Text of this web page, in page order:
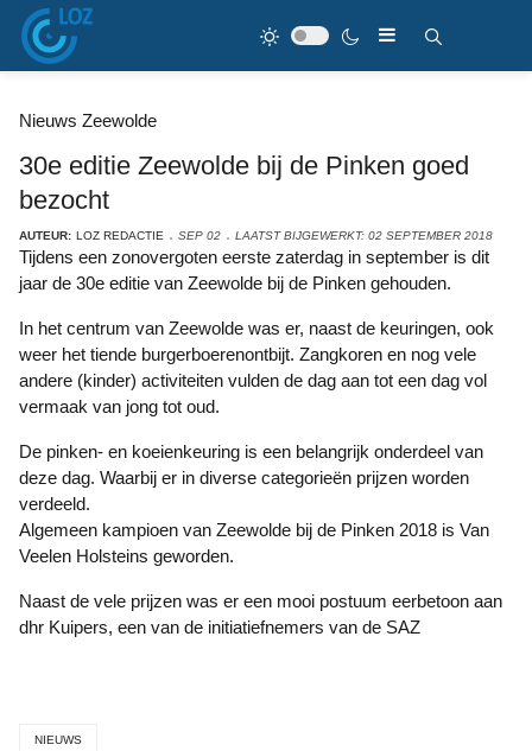
Nieuws Zeewolde
30e editie Zeewolde bij de Pinken goed
bezocht
AUTEUR: LOZ REDACTIE SEP 02 LAATST BIJGEWERKT: 02 SEPTEMBER 2018
Tijdens een zonovergoten eerste zaterdag in september is dit
jaar de 30e editie van Zeewolde bij de Pinken gehouden.
In het centrum van Zeewolde was er, naast de keuringen, ook
weer het tiende burgerboerenontbijt. Zangkoren en nog vele
andere (kinder) activiteiten vulden de dag aan tot een dag vol
vermaak van jong tot oud.
De pinken- en koeienkeuring is een belangrijk onderdeel van
deze dag. Waarbij er in diverse categorieën prijzen worden
verdeeld.
Algemeen kampioen van Zeewolde bij de Pinken 2018 is Van
Veelen Holsteins geworden.
Naast de vele prijzen was er een mooi postuum eerbetoon aan
dhr Kuipers, een van de initiatiefnemers van de SAZ
NIEUWS